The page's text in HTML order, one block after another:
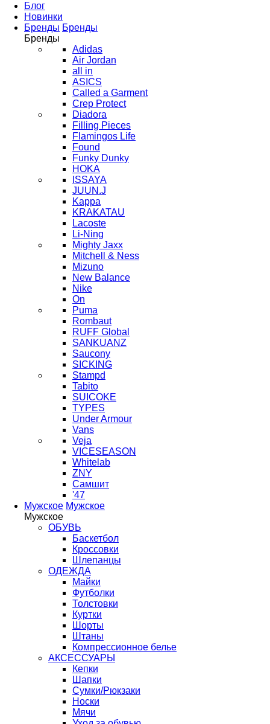
Блог
Новинки
Бренды Бренды
Бренды
Adidas
Air Jordan
all in
ASICS
Called a Garment
Crep Protect
Diadora
Filling Pieces
Flamingos Life
Found
Funky Dunky
HOKA
ISSAYA
JUUN.J
Kappa
KRAKATAU
Lacoste
Li-Ning
Mighty Jaxx
Mitchell & Ness
Mizuno
New Balance
Nike
On
Puma
Rombaut
RUFF Global
SANKUANZ
Saucony
SICKING
Stampd
Tabito
SUICOKE
TYPES
Under Armour
Vans
Veja
VICESEASON
Whitelab
ZNY
Самшит
'47
Мужское Мужское
Мужское
ОБУВЬ
Баскетбол
Кроссовки
Шлепанцы
ОДЕЖДА
Майки
Футболки
Толстовки
Куртки
Шорты
Штаны
Компрессионное белье
АКСЕССУАРЫ
Кепки
Шапки
Сумки/Рюкзаки
Носки
Мячи